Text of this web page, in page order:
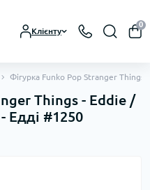
Клієнту
0
Фігурка Funko Pop Stranger
Things - Eddie /
Едді #1250